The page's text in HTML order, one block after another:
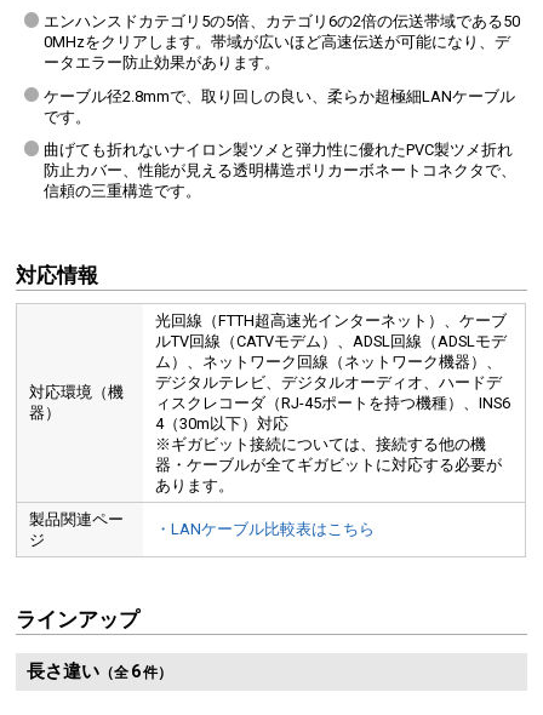
エンハンスドカテゴリ5の5倍、カテゴリ6の2倍の伝送帯域である50
0MHzをクリアします。帯域が広いほど高速伝送が可能になり、デ
ータエラー防止効果があります。
ケーブル径2.8mmで、取り回しの良い、柔らか超極細LANケーブル
です。
曲げても折れないナイロン製ツメと弾力性に優れたPVC製ツメ折れ
防止カバー、性能が見える透明構造ポリカーボネートコネクタで、
信頼の三重構造です。
対応情報
対応環境（機
器）
光回線（FTTH超高速光インターネット）、ケーブ
ルTV回線（CATVモデム）、ADSL回線（ADSLモデ
ム）、ネットワーク回線（ネットワーク機器）、
デジタルテレビ、デジタルオーディオ、ハードデ
ィスクレコーダ（RJ-45ポートを持つ機種）、INS6
4（30m以下）対応
※ギガビット接続については、接続する他の機
器・ケーブルが全てギガビットに対応する必要が
あります。
製品関連ペー
ジ
・LANケーブル比較表はこちら
ラインアップ
長さ違い（全 6件）